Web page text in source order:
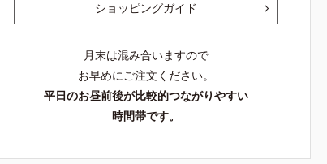
ショッピングガイド
月末は混み合いますので
お早めにご注文ください。
平日のお昼前後が比較的つながりやすい
時間帯です。